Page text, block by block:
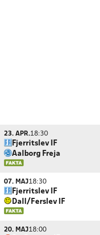
23. APR.18:30
Fjerritslev IF
Aalborg Freja
07. MAJ18:30
Fjerritslev IF
Dall/Ferslev IF
20. MAJ18:00